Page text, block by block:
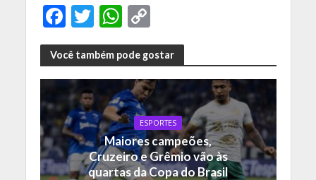
F
ac
e
b
o
o
k
T
w
itt
er
W
h
at
s
A
p
p
C
o
p
y
Li
n
k
Você também pode gostar
ESPORTES
Maiores campeões,
Cruzeiro e Grêmio vão às
quartas da Copa do Brasil